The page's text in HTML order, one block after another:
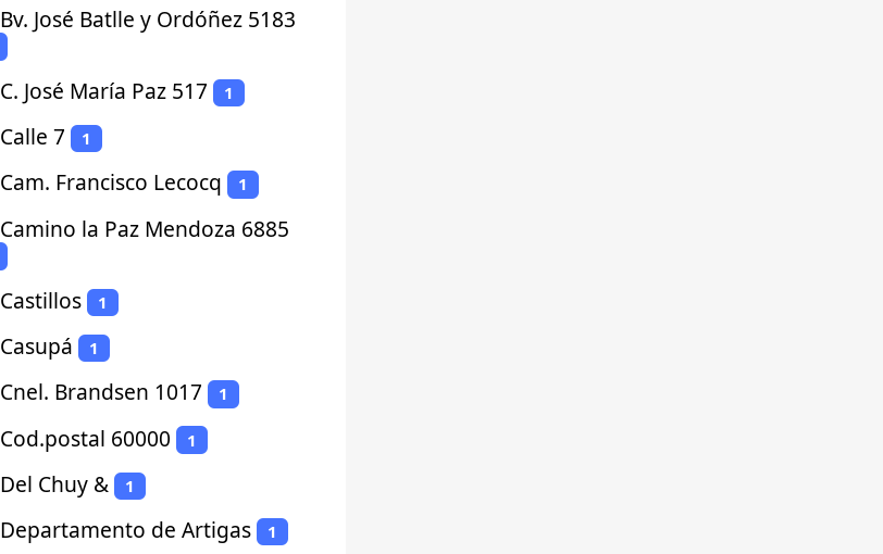
Bv. José Batlle y Ordóñez 5183
C. José María Paz 517 1
Calle 7 1
Cam. Francisco Lecocq 1
Camino la Paz Mendoza 6885
Castillos 1
Casupá 1
Cnel. Brandsen 1017 1
Cod.postal 60000 1
Del Chuy & 1
Departamento de Artigas 1